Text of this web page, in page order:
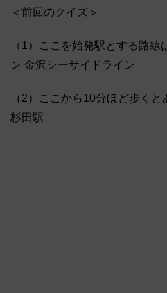
＜前回のクイズ＞
（1）ここを始発駅とする路
ン 金沢シーサイドライン
（2）ここから10分ほど歩く
杉田駅